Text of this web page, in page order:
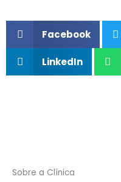
Facebook
LinkedIn
Sobre a Clínica